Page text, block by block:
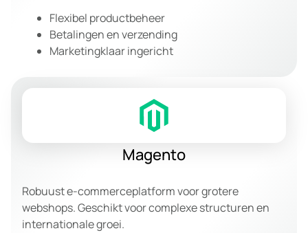
Flexibel productbeheer
Betalingen en verzending
Marketingklaar ingericht
Magento
Robuust e-commerceplatform voor grotere
webshops. Geschikt voor complexe structuren en
internationale groei.